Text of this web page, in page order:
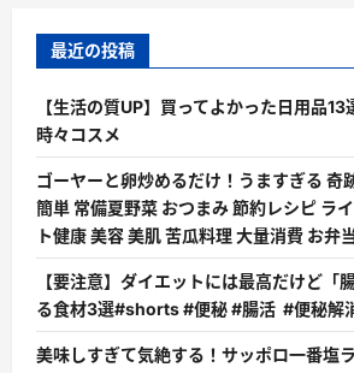
最近の投稿
【生活の質UP】買ってよかった日用品13
時々コスメ
ゴーヤーと卵炒めるだけ！うますぎる 奇
簡単 常備夏野菜 おつまみ 節約レシピ ラ
ト健康 美容 美肌 苦瓜料理 大量消費 お弁
【要注意】ダイエットには最高だけど「
る食材3選#shorts #便秘 #腸活 #便秘解
美味しすぎて気絶する！サッポロ一番塩